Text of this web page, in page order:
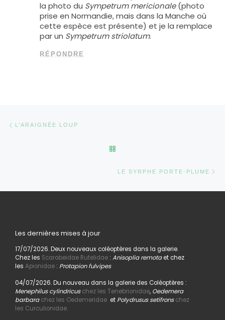
la photo du Sympetrum mericionale(photo
prise en Normandie, mais dans la Manche où
cette espèce est présente) et je la remplace
par un Sympetrum striolatum.
RÉPONDRE
Parcourir les articles
L’ARAIGNÉE LOUP
LE SYRPHE PORTE-PLUME
Les dernières mises à jour
17/07/2026. Deux nouveaux coléoptères dans la galerie.
Chez les Scarabeidae Rutelidae: Anisoplia remotaet chez
les Apionidae: Protapion fulvipes
04/07/2026. Du nouveau dans la galerie des Coléoptères :
Menephilus cylindricus chez les Tenebrionidae,Oedemera
barbara chez les Oedemeridaeet Polydrusus setifrons chez
les Curculionidae.